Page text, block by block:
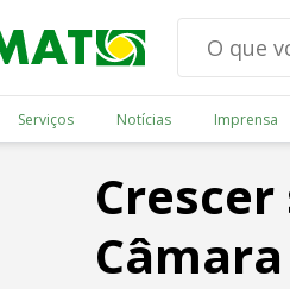
Serviços Notícias Imprensa